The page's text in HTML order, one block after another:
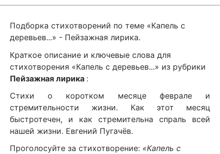
Подборка стихотворений по теме «Капель с
деревьев...» - Пейзажная лирика.
Краткое описание и ключевые слова для
стихотворения «Капель с деревьев...» из рубрики
Пейзажная лирика :
Стихи о коротком месяце феврале и
стремительности жизни. Как этот месяц
быстротечен, и как стремительна спраль всей
нашей жизни. Евгений Пугачёв.
Проголосуйте за стихотворение: «Капель с